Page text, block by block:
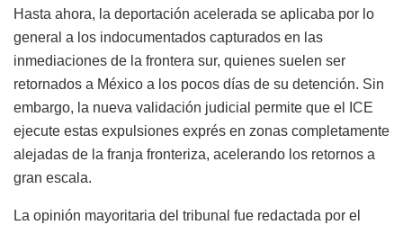
Hasta ahora, la deportación acelerada se aplicaba por lo
general a los indocumentados capturados en las
inmediaciones de la frontera sur, quienes suelen ser
retornados a México a los pocos días de su detención. Sin
embargo, la nueva validación judicial permite que el ICE
ejecute estas expulsiones exprés en zonas completamente
alejadas de la franja fronteriza, acelerando los retornos a
gran escala.
La opinión mayoritaria del tribunal fue redactada por el